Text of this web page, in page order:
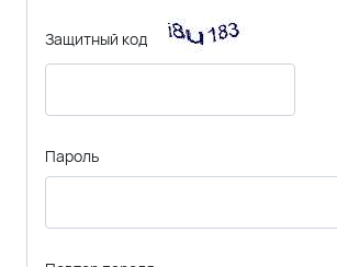
Защитный код
Пароль